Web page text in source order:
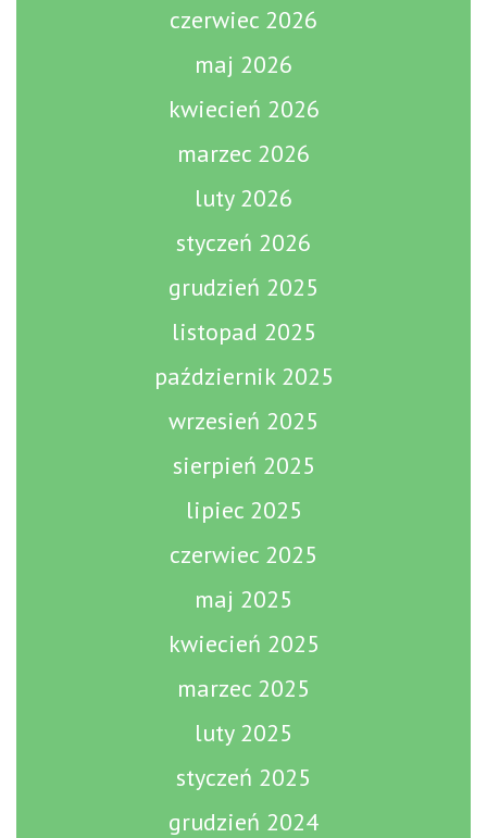
czerwiec 2026
maj 2026
kwiecień 2026
marzec 2026
luty 2026
styczeń 2026
grudzień 2025
listopad 2025
październik 2025
wrzesień 2025
sierpień 2025
lipiec 2025
czerwiec 2025
maj 2025
kwiecień 2025
marzec 2025
luty 2025
styczeń 2025
grudzień 2024